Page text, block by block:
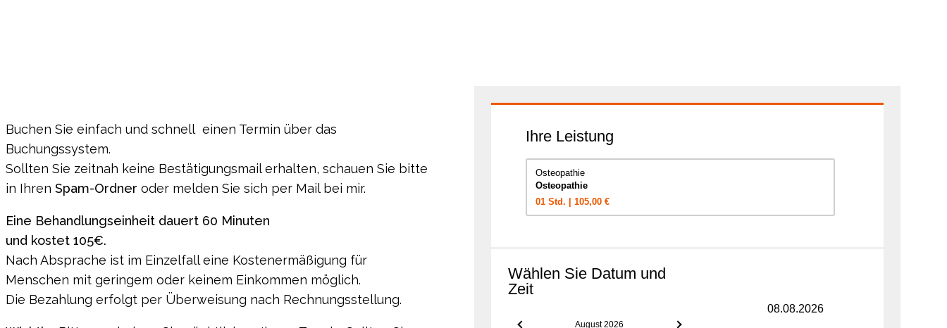
Buchen Sie einfach und schnell einen Termin über das
Buchungssystem.
Sollten Sie zeitnah keine Bestätigungsmail erhalten, schauen Sie bitte
in Ihren Spam-Ordner oder melden Sie sich per Mail bei mir.
Eine Behandlungseinheit dauert 60 Minuten
und kostet 105€.
Nach Absprache ist im Einzelfall eine Kostenermäßigung für
Menschen mit geringem oder keinem Einkommen möglich.
Die Bezahlung erfolgt per Überweisung nach Rechnungsstellung.
Ihre Leistung
Osteopathie
Osteopathie
01 Std.
105,00 €
Wählen Sie Datum und
Zeit
August 2026
08.08.2026